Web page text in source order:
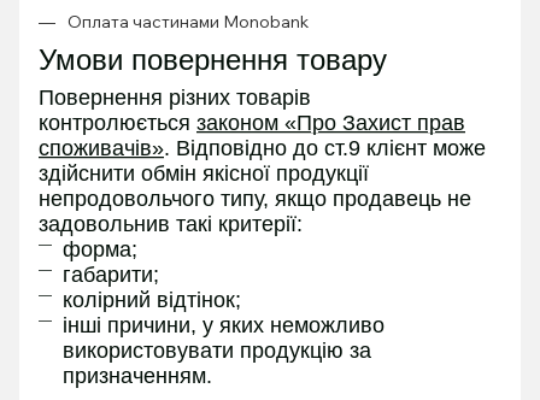
Оплата частинами Monobank
Умови повернення товару
Повернення різних товарів
контролюється законом «Про Захист прав
споживачів». Відповідно до ст.9 клієнт може
здійснити обмін якісної продукції
непродовольчого типу, якщо продавець не
задовольнив такі критерії:
форма;
габарити;
колірний відтінок;
інші причини, у яких неможливо
використовувати продукцію за
призначенням.